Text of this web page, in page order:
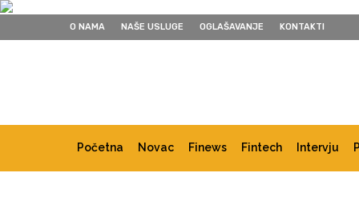
O NAMA NAŠE USLUGE OGLAŠAVANJE KONTAKTI
Početna Novac Finews Fintech Intervju